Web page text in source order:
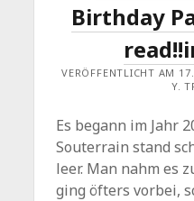
Birthday
VERÖFFENTLICHT AM
Y.
Es begann im Jahr
Souterrain stand
leer. Man nahm es
ging öfters vorbei,